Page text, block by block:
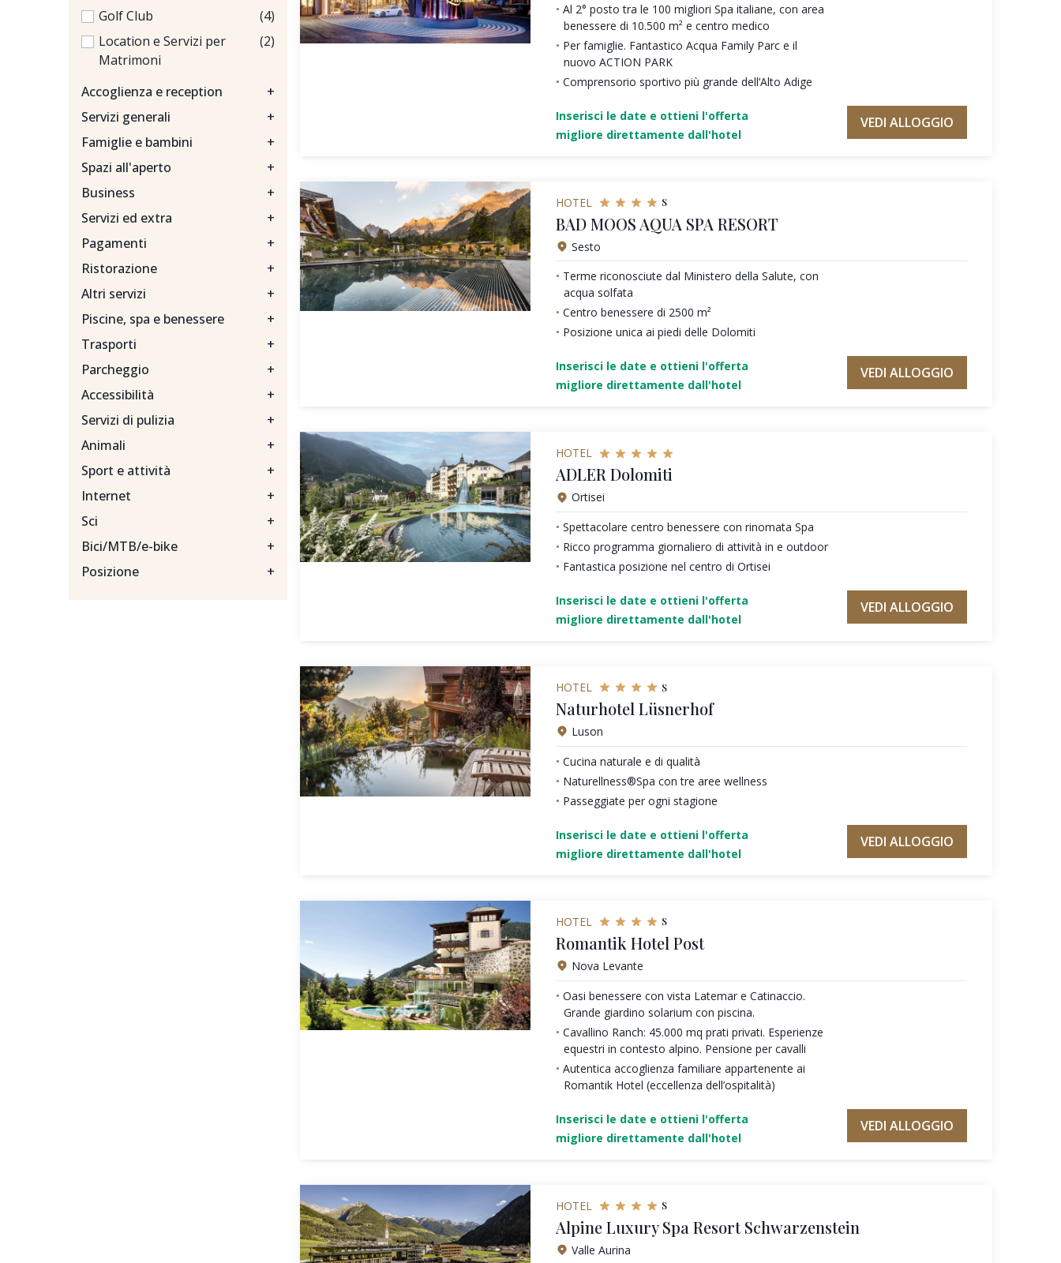
Golf Club
(4)
Location e Servizi per
Matrimoni
(2)
Accoglienza e reception
+
Servizi generali
+
Famiglie e bambini
+
Spazi all'aperto
+
Business
+
Servizi ed extra
+
Pagamenti
+
Ristorazione
+
Altri servizi
+
Piscine, spa e benessere
+
Trasporti
+
Parcheggio
+
Accessibilità
+
Servizi di pulizia
+
Animali
+
Sport e attività
+
Internet
+
Sci
+
Bici/MTB/e-bike
+
Posizione
+
Al 2° posto tra le 100 migliori Spa italiane, con area
benessere di 10.500 m² e centro medico
Per famiglie. Fantastico Acqua Family Parc e il
nuovo ACTION PARK
Comprensorio sportivo più grande dell’Alto Adige
Inserisci le date e ottieni l'offerta
migliore direttamente dall'hotel
VEDI ALLOGGIO
HOTEL s
BAD MOOS AQUA SPA RESORT
Sesto
Terme riconosciute dal Ministero della Salute, con
acqua solfata
Centro benessere di 2500 m²
Posizione unica ai piedi delle Dolomiti
Inserisci le date e ottieni l'offerta
migliore direttamente dall'hotel
VEDI ALLOGGIO
HOTEL
ADLER Dolomiti
Ortisei
Spettacolare centro benessere con rinomata Spa
Ricco programma giornaliero di attività in e outdoor
Fantastica posizione nel centro di Ortisei
Inserisci le date e ottieni l'offerta
migliore direttamente dall'hotel
VEDI ALLOGGIO
HOTEL s
Naturhotel Lüsnerhof
Luson
Cucina naturale e di qualità
Naturellness®Spa con tre aree wellness
Passeggiate per ogni stagione
Inserisci le date e ottieni l'offerta
migliore direttamente dall'hotel
VEDI ALLOGGIO
HOTEL s
Romantik Hotel Post
Nova Levante
Oasi benessere con vista Latemar e Catinaccio.
Grande giardino solarium con piscina.
Cavallino Ranch: 45.000 mq prati privati. Esperienze
equestri in contesto alpino. Pensione per cavalli
Autentica accoglienza familiare appartenente ai
Romantik Hotel (eccellenza dell’ospitalità)
Inserisci le date e ottieni l'offerta
migliore direttamente dall'hotel
VEDI ALLOGGIO
HOTEL s
Alpine Luxury Spa Resort Schwarzenstein
Valle Aurina